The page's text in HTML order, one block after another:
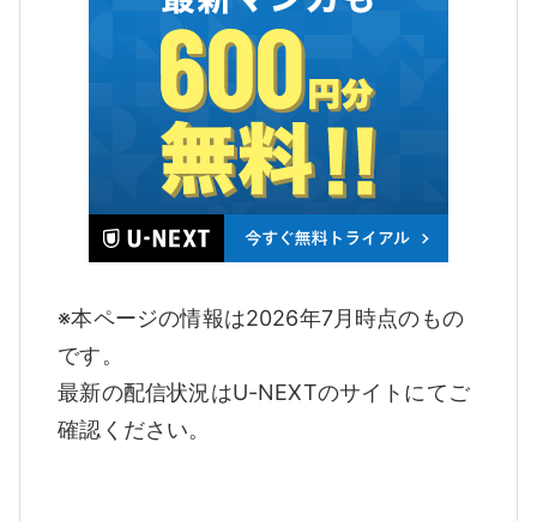
※本ページの情報は2026年7月時点のもの
です。
最新の配信状況はU-NEXTのサイトにてご
確認ください。